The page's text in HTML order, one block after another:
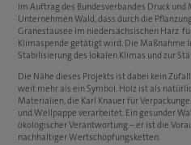
Im Auftrag des Bundesverbandes Druck
Unternehmen Wald, dass durch die
Granestausee im niedersächsischen Harz
Klimaspende getätigt wird. Die Maßnahme
Stabilisierung des lokalen Klimas und zur
Die Nähe dieses Projekts ist dabei kein
weit mehr als ein Symbol. Holz ist als
Materialien, die Karl Knauer für
und Wellpappe verarbeitet. Ein gesunder
ökologischer Verantwortung – er ist die
nachhaltiger Wertschöpfungsketten.